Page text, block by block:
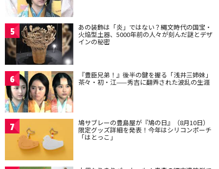
5 あの装飾は「炎」ではない？縄文時代の国宝・
火焔型土器、5000年前の人々が刻んだ謎とデザ
インの秘密
6 『豊臣兄弟！』後半の鍵を握る「浅井三姉妹」
茶々・初・江——秀吉に翻弄された波乱の生涯
7 鳩サブレーの豊島屋が『鳩の日』（8月10日）
限定グッズ詳細を発表！今年はシリコンポーチ
「はとっこ」